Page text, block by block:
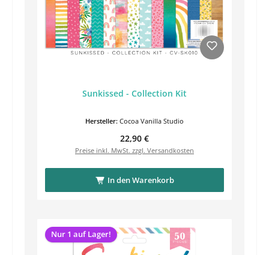
Sunkissed - Collection Kit
Hersteller: Cocoa Vanilla Studio
Regulärer Preis:
22,90 €
Preise inkl. MwSt. zzgl. Versandkosten
In den Warenkorb
Nur 1 auf Lager!